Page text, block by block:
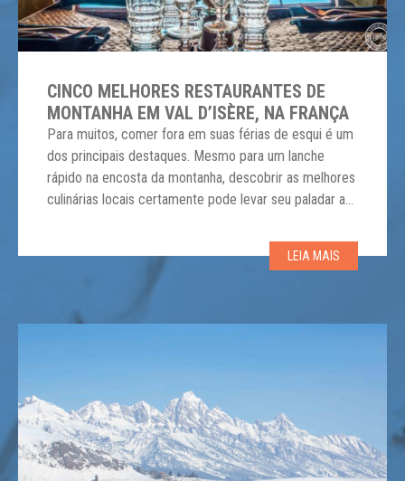
CINCO MELHORES RESTAURANTES DE
MONTANHA EM VAL D’ISÈRE, NA FRANÇA
Para muitos, comer fora em suas férias de esqui é um
dos principais destaques. Mesmo para um lanche
rápido na encosta da montanha, descobrir as melhores
culinárias locais certamente pode levar seu paladar a
luxuosa estação de esqui Val d’Isère. Todo mundo
LEIA MAIS